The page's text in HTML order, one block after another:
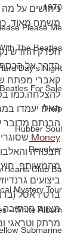
1970
Please Me
The Beatles
Day's Night
Beatles For Sale
Help!
Rubber Soul
Revolver
Hearts Club Ba
Mystery Tour
- White Album
Submarine
ניחושים על
משמח מאוד.
הפרק החדש
קאברי מפתח
האלו יעמדו
הבנתם מדובר
Money
הבכורה
מהמשותף.
ביצועים
ברט ראסל
מצוות
מרתק וטראגי